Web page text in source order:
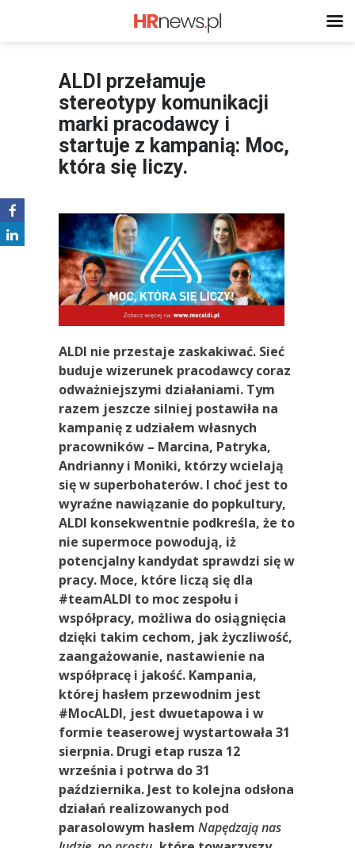
ALDI przełamuje
stereotypy komunikacji
marki pracodawcy i
startuje z kampanią: Moc,
która się liczy.
ALDI nie przestaje zaskakiwać. Sieć
buduje wizerunek pracodawcy coraz
odważniejszymi działaniami. Tym
razem jeszcze silniej postawiła na
kampanię z udziałem własnych
pracowników – Marcina, Patryka,
Andrianny i Moniki, którzy wcielają
się w superbohaterów. I choć jest to
wyraźne nawiązanie do popkultury,
ALDI konsekwentnie podkreśla, że to
nie supermoce powodują, iż
potencjalny kandydat sprawdzi się w
pracy. Moce, które liczą się dla
#teamALDI to moc zespołu i
współpracy, możliwa do osiągnięcia
dzięki takim cechom, jak życzliwość,
zaangażowanie, nastawienie na
współpracę i jakość. Kampania,
której hasłem przewodnim jest
#MocALDI, jest dwuetapowa i w
formie teaserowej wystartowała 31
sierpnia. Drugi etap rusza 12
września i potrwa do 31
października. Jest to kolejna odsłona
działań realizowanych pod
parasolowym hasłem Napędzają nas